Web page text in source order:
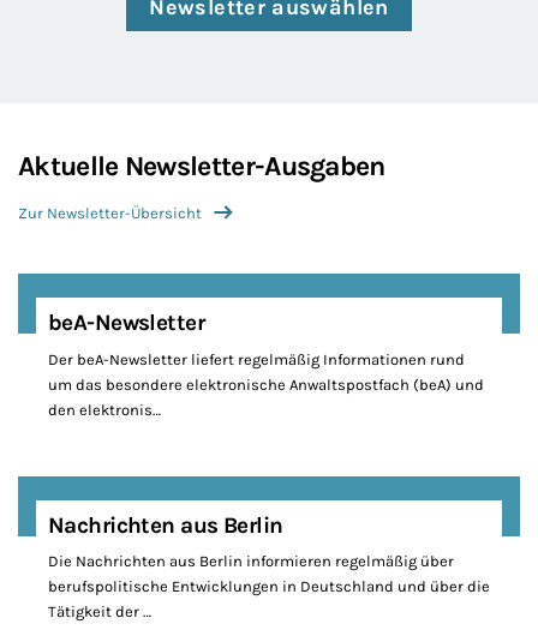
Newsletter auswählen
Aktuelle Newsletter-Ausgaben
Zur Newsletter-Übersicht
beA-Newsletter
Der beA-Newsletter liefert regelmäßig Informationen rund
um das besondere elektronische Anwaltspostfach (beA) und
den elektronis…
Nachrichten aus Berlin
Die Nachrichten aus Berlin informieren regelmäßig über
berufspolitische Entwicklungen in Deutschland und über die
Tätigkeit der …